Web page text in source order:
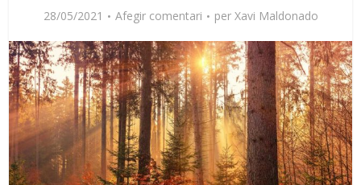
28/05/2021 Afegir comentari per Xavi Maldonado